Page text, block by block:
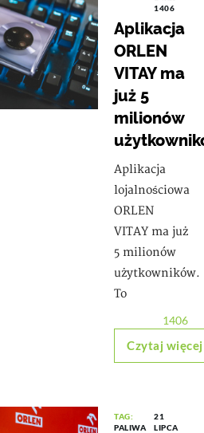
1406
Aplikacja
ORLEN
VITAY ma
już 5
milionów
Aplikacja
lojalnościowa
ORLEN
VITAY ma już
5 milionów
użytkowników.
To
1406
Czytaj więcej
TAG:
PALIWA
21
LIPCA